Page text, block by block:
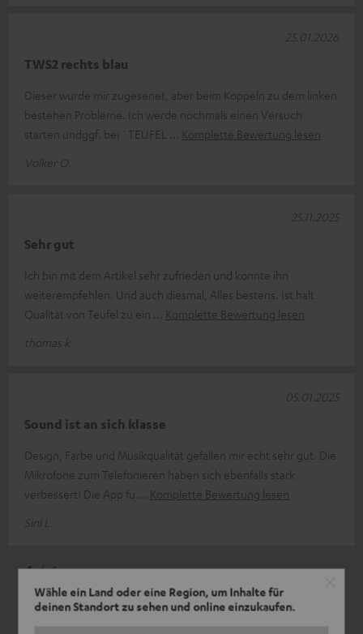
Wähle ein Land oder eine Region, um Inhalte für
deinen Standort zu sehen und online einzukaufen.
TWS2 rechts blau
Dieser wurde mir zugesenet, aber beim Koppeln zu dem linken
bestehen Probleme. Ich werde nochmals einen Versuch
starten undggf. bei `TEUFEL
Komplette Bewertung lesen
Volker O.
25.01.2026
Sehr gut
Ich bin mit dem Artikel sehr zufrieden und konnte ihn
weiterempfehlen. Und auch diesmal, Alles bestens. Ist halt
Qualität von Teufel zu ein
Komplette Bewertung lesen
thomas k.
25.11.2025
Sound ist an sich klasse
Design, Farbe und Musikqualität gefallen mir echt sehr gut. Die
Mikrofone zum Telefonieren haben sich ebenfalls stark
verbessert! Die App fu
Komplette Bewertung lesen
Sini L.
05.01.2025
4 / 4